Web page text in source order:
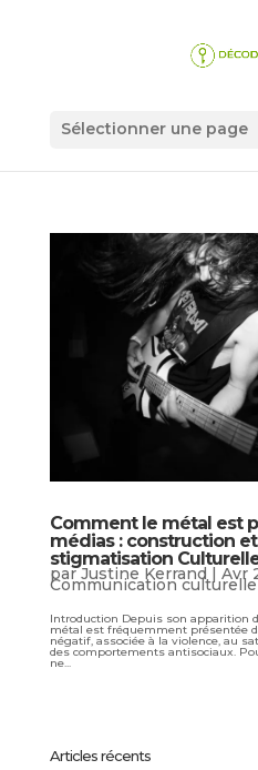
Sélectionner une page
Comment le métal est
médias : construction
stigmatisation
parJustine Kerrand | Avr
Communication culturelle
Introduction Depuis son apparition
métal est fréquemment présentée
négatif, associée à la violence, au
des comportements antisociaux.
ne...
Articles récents